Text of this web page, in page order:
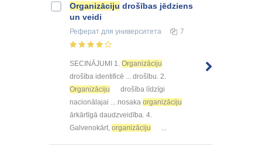
Organizāciju drošības jēdziens
un veidi
Реферат для университета 7
SECINĀJUMI 1. Organizāciju
drošība identificē ... drošību. 2.
Organizāciju
drošība līdzīgi
nacionālajai ... nosaka organizāciju
ārkārtīgā daudzveidība. 4.
Galvenokārt, organizāciju